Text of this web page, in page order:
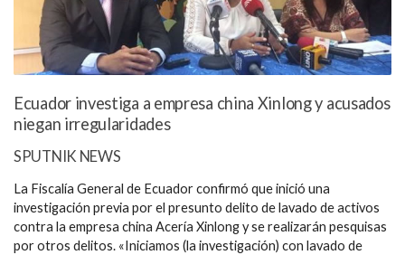
Ecuador investiga a empresa china Xinlong y acusados
niegan irregularidades
SPUTNIK NEWS
La Fiscalía General de Ecuador confirmó que inició una
investigación previa por el presunto delito de lavado de activos
contra la empresa china Acería Xinlong y se realizarán pesquisas
por otros delitos. «Iniciamos (la investigación) con lavado de